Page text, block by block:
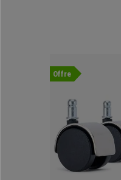
Offre